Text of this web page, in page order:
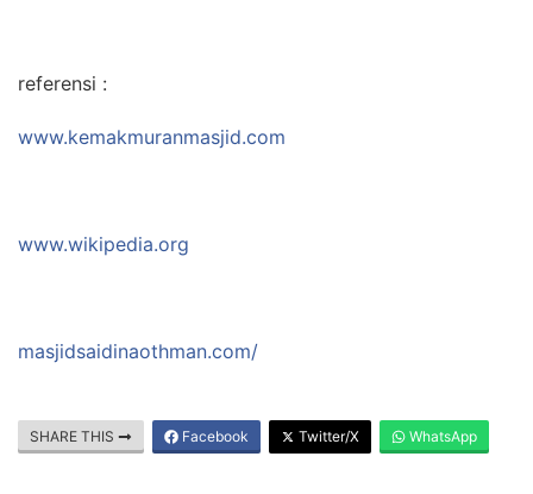
referensi :
www.kemakmuranmasjid.com
www.wikipedia.org
masjidsaidinaothman.com/
SHARE THIS Facebook Twitter/X WhatsApp